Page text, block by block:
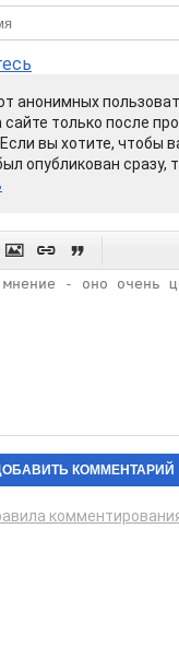
анонимных
только после
вы хотите, чтобы
опубликован сразу,
  